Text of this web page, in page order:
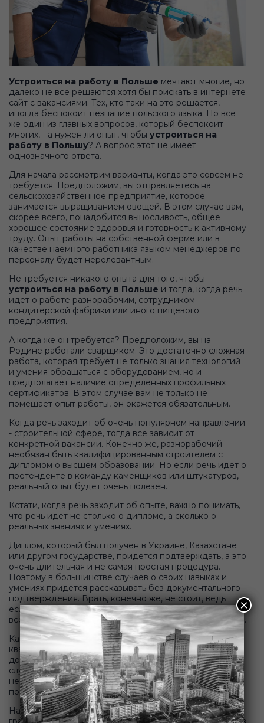
Устроиться на работу в Польше мечтают многие, но
далеко не все решаются хотя бы поискать в интернете
сайт с вакансиями. Тех, кто таки на это решается,
иногда беспокоит незнание польского языка. Но все
же один из главных вопросов, который беспокоит
многих, - а нужен ли опыт, чтобы устроиться на
работу в Польшу? А вопрос этот не имеет
однозначного ответа.
Для начала рассмотрим варианты, когда это совсем не
требуется. Предположим, вы отправляетесь на
сельскохозяйственное предприятие, которое
занимается выращиванием овощей. В этом случае вам,
скорее всего, понадобится выносливость, общее
хорошее состояние здоровья и готовность к активному
труду. Опыт работы на собственной ферме или в
качестве наемного работника языком менеджеров по
персоналу будет нерелевантным.
Не требуется никакого опыта для того, чтобы
устроиться на работу в Польше и тогда, когда речь
идет о работе разнорабочим, сотрудником
кондитерской фабрики или иного пищевого
предприятия.
А когда же он требуется? Предположим, вы на
Родине работали сварщиком. Это достаточно сложная
работа, которая требует не только знания технологий
и умения обращаться с оборудованием, но и
предполагает наличие определенных профильных
сертификатов. В этом случае вам не только не
помешает опыт работы, он окажется обязательным.
Когда речь заходит об очень популярном направлении
- строительной сфере, тогда все зависит от
конкретной вакансии. Конечно же, разнорабочий
необязан быть квалифицированным строителем с
дипломом о высшем образовании. Но если речь идет о
претенденте в команду каменщиков или штукатуров,
реальный опыт будет очень полезен.
Кстати, когда речь заходит об опыте, важно понимать,
что речь идет не столько о дипломе, а сколько о
реальных знаниях и умениях.
Диплом, который был получен в Украине, Казахстане
или другом государстве, придется подтверждать, а это
очень длительная и не самая простая процедура.
Поэтому в большинстве случаев о своих навыках и
умениях придется рассказывать без документального
подтверждения. Врать, конечно же, не стоит, ведь
если подобное будет замечено, работодатель, скорее
всего, просто откажется иметь с вами какие-либо дела.
Как же быть, когда вы претендуете на
квалифицированную и высокооплачиваемую
должность - врача, ученого или менеджера? В этом
случае, как было замечено выше, без подтверждения
не обойтись. Для этого придется сдавать экзамены,
подтверждать имеющиеся сертификаты.
Наша компания окажет любую консультацию любым
×